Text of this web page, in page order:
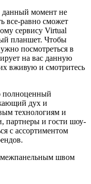
данный момент не
все-равно сможет
сервису Virtual
планшет. Чтобы
посмотреться в
на вас данную
вживую и смотритесь
полноценный
дух и
технологиям и
партнеры и гости шоу-
с ассортиментом
межпанельным швом